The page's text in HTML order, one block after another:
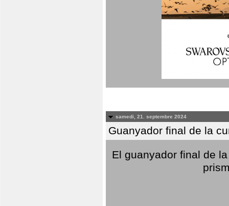
samedi, 21. septembre 2024
Guanyador final de la
El guanyador final de